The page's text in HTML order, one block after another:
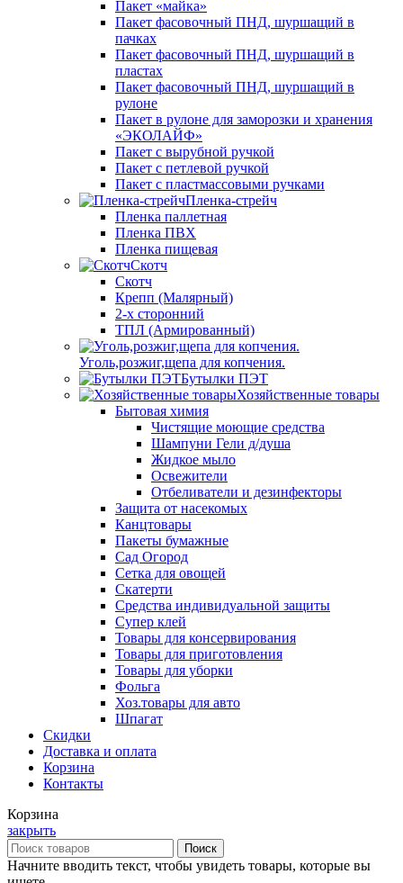
Пакет «майка»
Пакет фасовочный ПНД, шуршащий в
пачках
Пакет фасовочный ПНД, шуршащий в
пластах
Пакет фасовочный ПНД, шуршащий в
рулоне
Пакет в рулоне для заморозки и хранения
«ЭКОЛАЙФ»
Пакет с вырубной ручкой
Пакет с петлевой ручкой
Пакет с пластмассовыми ручками
Пленка-стрейч
Пленка паллетная
Пленка ПВХ
Пленка пищевая
Скотч
Скотч
Крепп (Малярный)
2-х сторонний
ТПЛ (Армированный)
Уголь,розжиг,щепа для копчения.
Бутылки ПЭТ
Хозяйственные товары
Бытовая химия
Чистящие моющие средства
Шампуни Гели д/душа
Жидкое мыло
Освежители
Отбеливатели и дезинфекторы
Защита от насекомых
Канцтовары
Пакеты бумажные
Сад Огород
Сетка для овощей
Скатерти
Средства индивидуальной защиты
Супер клей
Товары для консервирования
Товары для приготовления
Товары для уборки
Фольга
Хоз.товары для авто
Шпагат
Скидки
Доставка и оплата
Корзина
Контакты
Корзина
закрыть
Поиск
Начните вводить текст, чтобы увидеть товары, которые вы